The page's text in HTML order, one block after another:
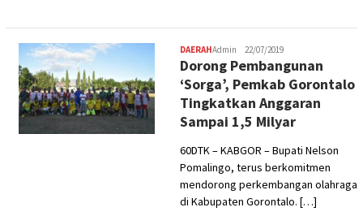
DAERAHAdmin 22/07/2019
Dorong Pembangunan
‘Sorga’, Pemkab Gorontalo
Tingkatkan Anggaran
Sampai 1,5 Milyar
60DTK – KABGOR – Bupati Nelson
Pomalingo, terus berkomitmen
mendorong perkembangan olahraga
di Kabupaten Gorontalo. […]